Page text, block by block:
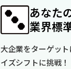
あなた
業界標
大企業をターゲッ
イズシフトに挑戦！